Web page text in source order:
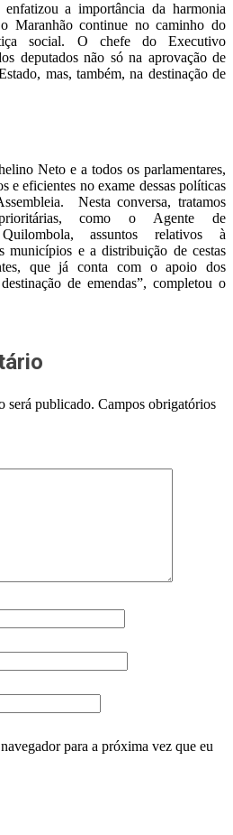
a importância da harmonia
Maranhão continue no caminho do
social. O chefe do Executivo
deputados não só na aprovação de
mas, também, na destinação de
Neto e a todos os parlamentares,
e eficientes no exame dessas políticas
Nesta conversa, tratamos
como o Agente de
assuntos relativos à
municípios e a distribuição de cestas
que já conta com o apoio dos
de emendas”, completou o
será publicado. Campos obrigatórios
para a próxima vez que eu